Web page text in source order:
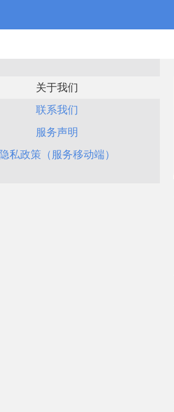
关于我们
联系我们
服务声明
隐私政策（服务移动端）